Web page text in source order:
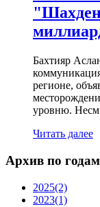
Бахтияр
регионе,
уровню.
Читать далее
Архив по годам
2025(2)
2023(1)